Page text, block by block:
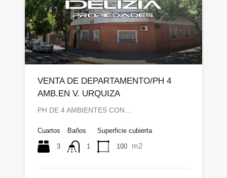
VENTA DE DEPARTAMENTO/PH 4
AMB.EN V. URQUIZA
PH DE 4 AMBIENTES CON…
Cuartos
3
Baños
1
Superficie cubierta
100 m2